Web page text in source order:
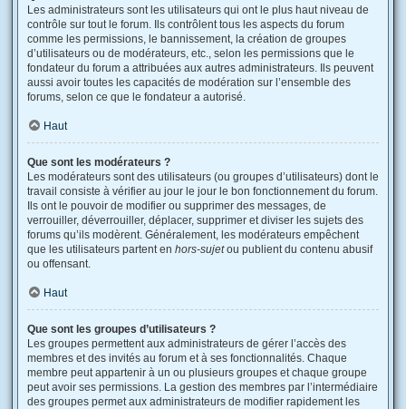
Les administrateurs sont les utilisateurs qui ont le plus haut niveau de
contrôle sur tout le forum. Ils contrôlent tous les aspects du forum
comme les permissions, le bannissement, la création de groupes
d’utilisateurs ou de modérateurs, etc., selon les permissions que le
fondateur du forum a attribuées aux autres administrateurs. Ils peuvent
aussi avoir toutes les capacités de modération sur l’ensemble des
forums, selon ce que le fondateur a autorisé.
Haut
Que sont les modérateurs ?
Les modérateurs sont des utilisateurs (ou groupes d’utilisateurs) dont le
travail consiste à vérifier au jour le jour le bon fonctionnement du forum.
Ils ont le pouvoir de modifier ou supprimer des messages, de
verrouiller, déverrouiller, déplacer, supprimer et diviser les sujets des
forums qu’ils modèrent. Généralement, les modérateurs empêchent
que les utilisateurs partent en hors-sujetou publient du contenu abusif
ou offensant.
Haut
Que sont les groupes d’utilisateurs ?
Les groupes permettent aux administrateurs de gérer l’accès des
membres et des invités au forum et à ses fonctionnalités. Chaque
membre peut appartenir à un ou plusieurs groupes et chaque groupe
peut avoir ses permissions. La gestion des membres par l’intermédiaire
des groupes permet aux administrateurs de modifier rapidement les